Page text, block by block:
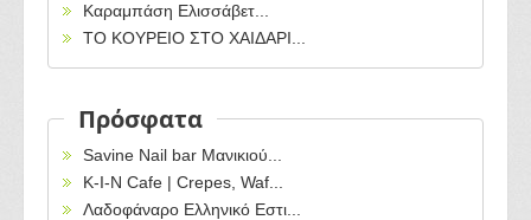
Καραμπάση Ελισσάβετ...
ΤΟ ΚΟΥΡΕΙΟ ΣΤΟ ΧΑΙΔΑΡΙ...
Πρόσφατα
Savine Nail bar Μανικιού...
Κ-Ι-Ν Cafe | Crepes, Waf...
Λαδοφάναρο Ελληνικό Εστι...